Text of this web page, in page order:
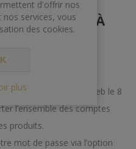
DÉJÀ
à jour de notre site web le 8
l’ensemble des comptes
produits.
mot de passe via l’option
d'offrir nos
nos services, vous
des cookies.
plus